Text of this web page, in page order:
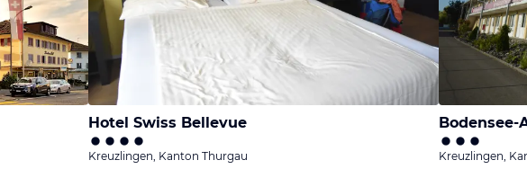
Hotel Swiss Bellevue
Kreuzlingen, Kanton Thurgau
Bodensee-
Kreuzlingen,